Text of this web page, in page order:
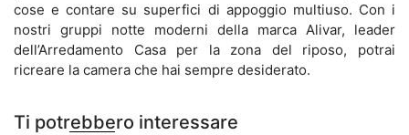
cose e contare su superfici di appoggio multiuso. Con i
nostri gruppi notte moderni della marca Alivar, leader
dell’Arredamento Casa per la zona del riposo, potrai
ricreare la camera che hai sempre desiderato.
Ti potrebbero interessare